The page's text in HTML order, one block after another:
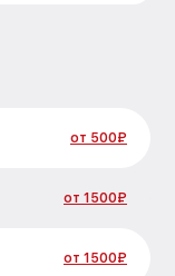
от 500₽
от 1500₽
от 1500₽